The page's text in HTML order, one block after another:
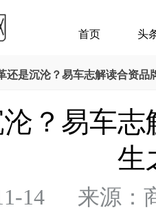
首页 头
还是沉沦？易车志解读合资品
？易车
生
14 来源：